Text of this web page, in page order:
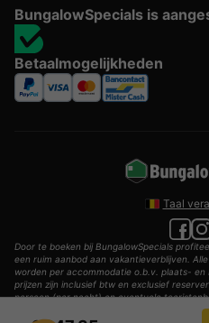
BungalowSpecials is
Betaalmogelijkheden
Taal
Door te boeken bij BungalowSpecials
een ruim aanbod aan vakantieverblijven.
worden per accommodatie o.b.v. plaats- en
prijzen zijn inclusief btw en exclusief
persoon (per nacht) en eventuele